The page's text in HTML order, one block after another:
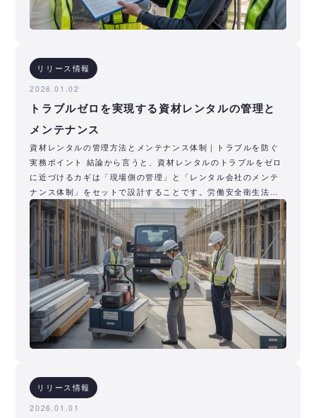
リリース情報
2026.01.02
トラブルゼロを実現する資材レンタルの管理と
メンテナンス
資材レンタルの管理方法とメンテナンス体制｜トラブルを防ぐ
実務ポイント 結論から言うと、資材レンタルのトラブルをゼロ
に近づけるカギは「現場側の管理」と「レンタル会社のメンテ
ナンス体制」をセットで設計することです。労働安全衛生法に
基づく点検・記
リリース情報
2026.01.01